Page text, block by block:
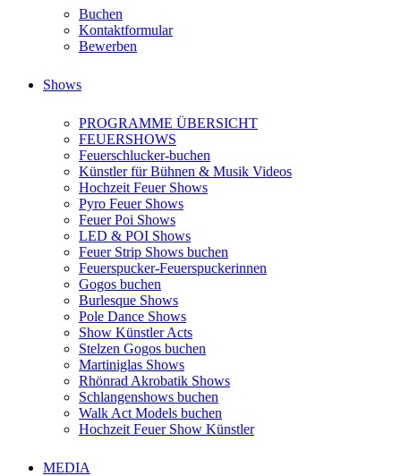
Buchen
Kontaktformular
Bewerben
Shows
PROGRAMME ÜBERSICHT
FEUERSHOWS
Feuerschlucker-buchen
Künstler für Bühnen & Musik Videos
Hochzeit Feuer Shows
Pyro Feuer Shows
Feuer Poi Shows
LED & POI Shows
Feuer Strip Shows buchen
Feuerspucker-Feuerspuckerinnen
Gogos buchen
Burlesque Shows
Pole Dance Shows
Show Künstler Acts
Stelzen Gogos buchen
Martiniglas Shows
Rhönrad Akrobatik Shows
Schlangenshows buchen
Walk Act Models buchen
Hochzeit Feuer Show Künstler
MEDIA